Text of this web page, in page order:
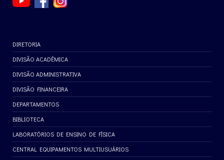
DIRETORIA
DIVISÃO ACADÊMICA
DIVISÃO ADMINISTRATIVA
DIVISÃO FINANCEIRA
DEPARTAMENTOS
BIBLIOTECA
LABORATÓRIOS DE ENSINO DE FÍSICA
CENTRAL EQUIPAMENTOS MULTIUSUÁRIOS